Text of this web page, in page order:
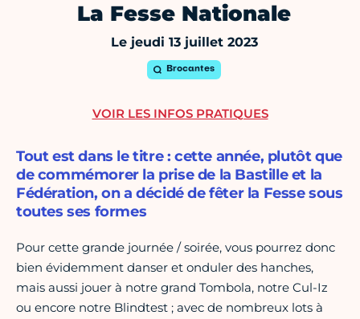
La Fesse Nationale
Le jeudi 13 juillet 2023
Brocantes
Tout est dans le titre : cette année, plutôt que
de commémorer la prise de la Bastille et la
Fédération, on a décidé de fêter la Fesse sous
toutes ses formes
Pour cette grande journée / soirée, vous pourrez donc
bien évidemment danser et onduler des hanches,
mais aussi jouer à notre grand Tombola, notre Cul-Iz
ou encore notre Blindtest ; avec de nombreux lots à
VOIR LES INFOS PRATIQUES